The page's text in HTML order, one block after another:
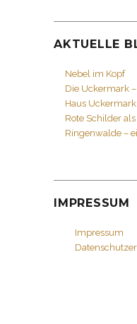
AKTUELLE
Nebel im Kopf
Die Uckermark
Haus Uckermark
Rote Schilder
Ringenwalde –
IMPRESSUM
Impressum